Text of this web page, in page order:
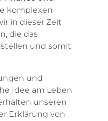
komplexen
in dieser Zeit
die das
und somit
und
Idee am Leben
unseren
Erklärung von